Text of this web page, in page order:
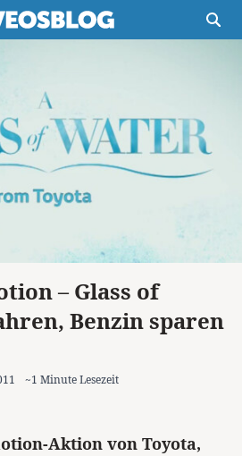
Über uns
Werbung
– Glass of
Benzin sparen
~1 Minute Lesezeit
Aktion von Toyota,